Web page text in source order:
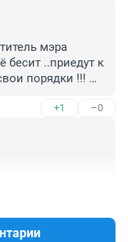
мэра
бесит ..приедут к
порядки !!!
+1 –0